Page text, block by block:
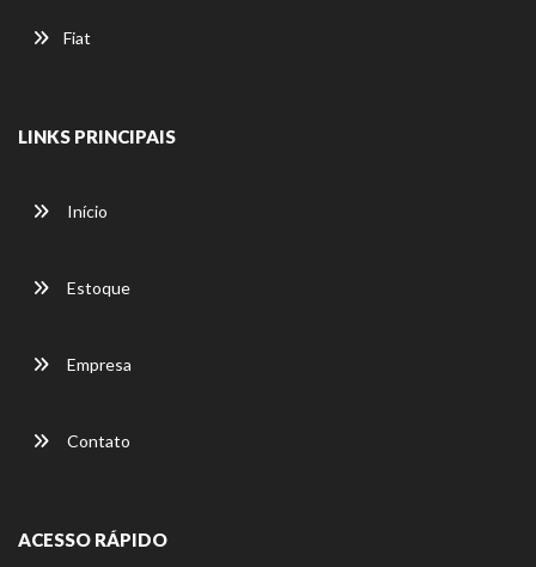
Fiat
LINKS PRINCIPAIS
Início
Estoque
Empresa
Contato
ACESSO RÁPIDO